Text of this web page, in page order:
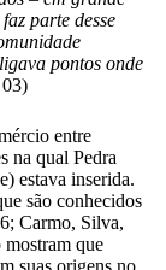
parte desse
pontos onde
entre
na qual Pedra
estava inserida.
são conhecidos
Carmo, Silva,
que